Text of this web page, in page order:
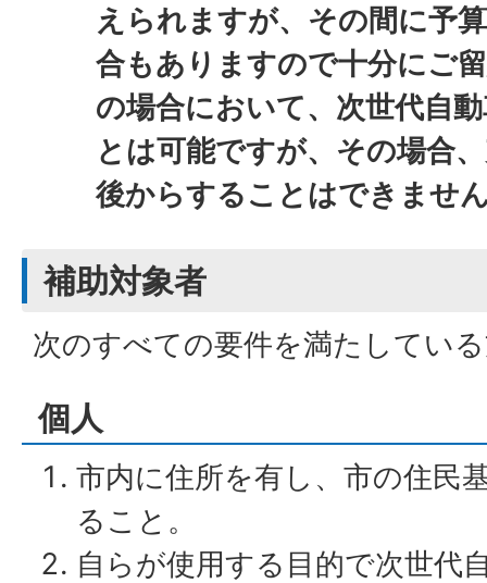
えられますが、その間に予
合もありますので十分にご
の場合において、次世代自
とは可能ですが、その場合
後からすることはできませ
補助対象者
次のすべての要件を満たしてい
個人
市内に住所を有し、市の住民
ること。
自らが使用する目的で次世代